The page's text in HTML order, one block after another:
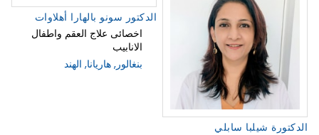
الدكتور سونو بالهارا أهلاوات
اخصائى علاج العقم واطفال
الانابيب
بنغالور, هاريانا, الهند
الدكتورة شيلبا سابلي